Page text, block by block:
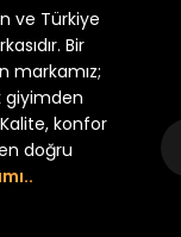
ve Türkiye
Bir
markamız;
giyimden
konfor
doğru